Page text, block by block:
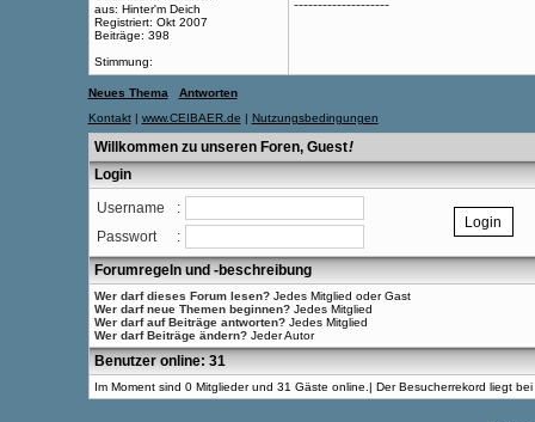
aus: Hinter'm Deich
Registriert: Okt 2007
Beiträge: 398
Stimmung:
--------------------
Neues Thema
Antworten
Kontakt| www.CEIBAER.de | Nutzungsbedingungen
Willkommen zu unseren Foren, Guest!
Login
Username
:
Passwort
:
Forumregeln und -beschreibung
Wer darf dieses Forum lesen?Jedes Mitglied oder Gast
Wer darf neue Themen beginnen?Jedes Mitglied
Wer darf auf Beiträge antworten?Jedes Mitglied
Wer darf Beiträge ändern?Jeder Autor
Benutzer online: 31
Im Moment sind 0 Mitglieder und 31 Gäste online.| Der Besucherrekord liegt